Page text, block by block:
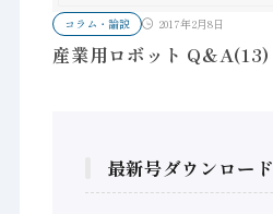
コラム・論説 2017年2月8日
産業用ロボット Q＆A(13)
最新号ダウンロード